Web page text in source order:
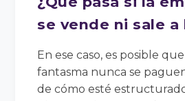
se vende ni sale a
En ese caso, es posible
fantasma nunca se
de cómo esté